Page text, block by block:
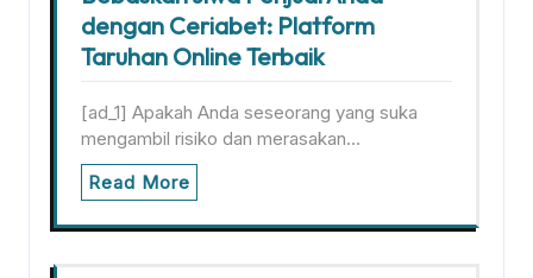
dengan Ceriabet: Platform
Taruhan Online Terbaik
[ad_1] Apakah Anda seseorang yang suka
mengambil risiko dan merasakan…
Read More